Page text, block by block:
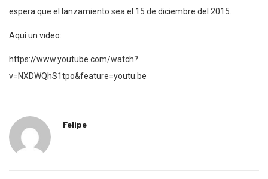
espera que el lanzamiento sea el 15 de diciembre del 2015.
Aquí un video:
https://www.youtube.com/watch?
v=NXDWQhS1tpo&feature=youtu.be
Felipe